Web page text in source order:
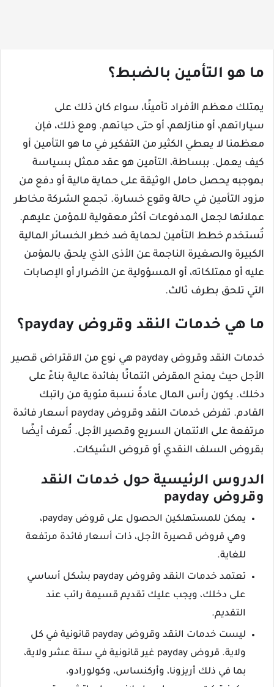
ما هو التأمين بالضبط؟
يمتلك معظم الأفراد تأمينًا، سواء كان ذلك على
سياراتهم، أو منازلهم، أو حتى حياتهم. ومع ذلك، فإن
معظمنا لا يعطي الكثير من التفكير في ما هو التأمين أو
كيف يعمل. ببساطة، التأمين هو عقد ممثل بسياسة
بموجبه يحصل حامل الوثيقة على حماية مالية أو دفع من
مزود التأمين في حالة وقوع خسارة. تجمع الشركة مخاطر
عملائها لجعل المدفوعات أكثر معقولية للمؤمن عليهم.
تُستخدم خطط التأمين لحماية ضد خطر الخسائر المالية
الكبيرة والصغيرة الناجمة عن الأذى الذي يلحق بالمؤمن
عليه أو ممتلكاته، أو المسؤولية عن الأضرار أو الإصابات
التي تلحق بطرف ثالث.
ما هي خدمات النقد وقروض payday؟
خدمات النقد وقروض payday هي نوع من الاقتراض قصير
الأجل حيث يمنح المقرض ائتمانًا بفائدة عالية بناءً على
دخلك. يكون رأس المال عادةً نسبة مئوية من راتبك
القادم. تفرض خدمات النقد وقروض payday أسعار فائدة
مرتفعة على الائتمان السريع وقصير الأجل. تُعرف أيضًا
بقروض السلف النقدي أو قروض الشيكات.
الدروس الرئيسية حول خدمات النقد
وقروض payday
يمكن للمستهلكين الحصول على قروض payday،
وهي قروض قصيرة الأجل، ذات أسعار فائدة مرتفعة
للغاية.
تعتمد خدمات النقد وقروض payday بشكل أساسي
على دخلك، ويجب عليك تقديم قسيمة راتب عند
التقديم.
ليست خدمات النقد وقروض payday قانونية في كل
ولاية. قروض payday غير قانونية في ستة عشر ولاية،
بما في ذلك أريزونا، وأركنساس، وكولورادو،